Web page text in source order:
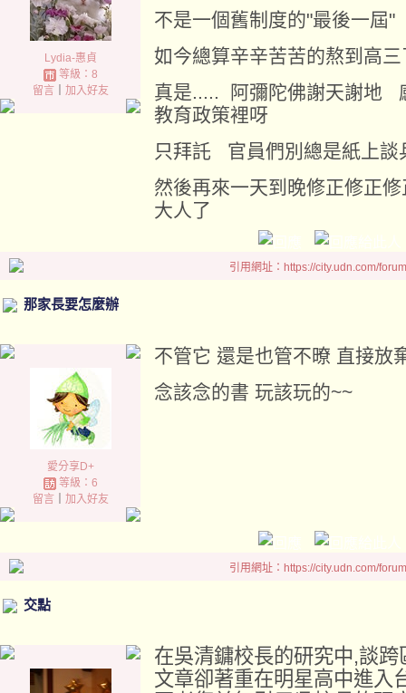
Lydia-惠貞
等級：8
留言｜ 加入好友
不是一個舊制度的"最後一
如今總算辛辛苦苦的熬到高三
真是..... 阿彌陀佛謝天謝地
教育政策裡呀
只拜託 官員們別總是紙上
然後再來一天到晚修正修正
大人了
引用網址：https://city.udn.com/
那家長要怎麼辦
愛分享D+
等級：6
留言｜ 加入好友
不管它 還是也管不暸 直接放
念該念的書 玩該玩的~~
引用網址：https://city.udn.com/
交點
在吳清鏞校長的研究中,談
文章卻著重在明星高中進入